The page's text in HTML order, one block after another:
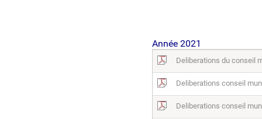
Année 2021
Deliberations du conseil
Deliberations conseil
Deliberations conseil